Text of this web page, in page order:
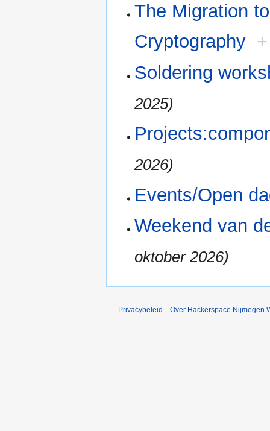
The Migration
Cryptography +
Soldering
2025)
2026)
Events/Open
Weekend van
oktober 2026)
Privacybeleid Over Hackerspace Nijmegen